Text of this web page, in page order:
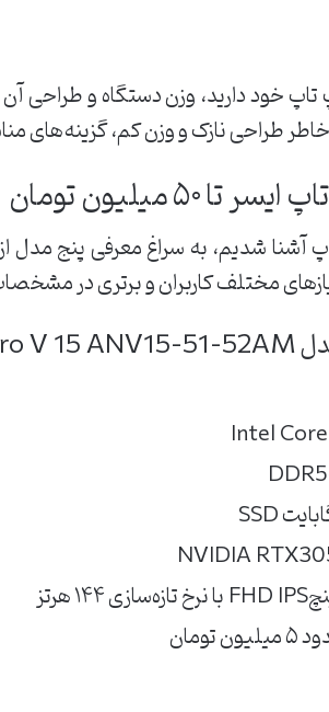
خود دارید، وزن دستگاه و طراحی
مختلف کاربران و برتری در
V 15 ANV15-51-52AM